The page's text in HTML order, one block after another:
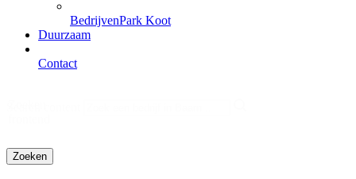
BedrijvenPark Koot
Duurzaam
Contact